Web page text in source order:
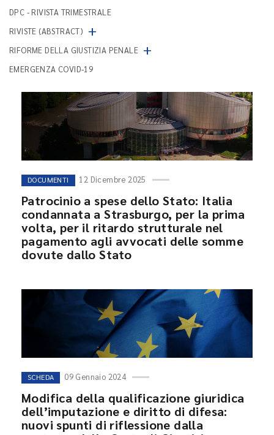
DPC - RIVISTA TRIMESTRALE
RIVISTE (ABSTRACT) +
RIFORME DELLA GIUSTIZIA PENALE +
EMERGENZA COVID-19
DOCUMENTI 12 Dicembre 2025
Patrocinio a spese dello Stato: Italia
condannata a Strasburgo, per la prima
volta, per il ritardo strutturale nel
pagamento agli avvocati delle somme
dovute dallo Stato
SCHEDA 09 Gennaio 2024
Modifica della qualificazione giuridica
dell’imputazione e diritto di difesa:
nuovi spunti di riflessione dalla